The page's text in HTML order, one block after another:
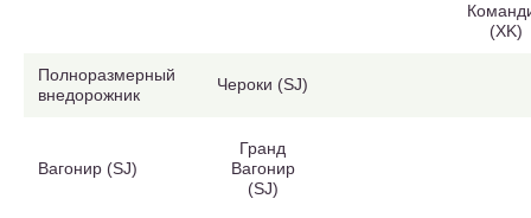
(XK)
Полноразмерный
внедорожник
Чероки (SJ)
Вагонир (SJ)
Гранд
Вагонир
(SJ)